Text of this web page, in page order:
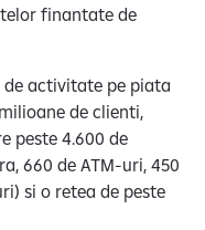
finantate de
de activitate pe piata
de clienti,
peste 4.600 de
660 de ATM-uri, 450
si o retea de peste